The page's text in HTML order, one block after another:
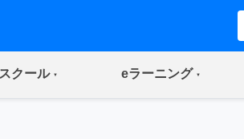
クール(current) eラーニング(current)